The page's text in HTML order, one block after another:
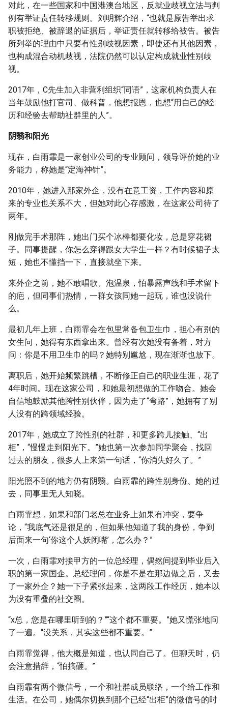
对此，在一些国家和中国港澳台地区，反就业歧视立法与判
例有举证责任转移规则。刘明辉介绍，“也就是原告举出求
职被拒绝、被辞退的证据后，举证责任就转移给被告。被告
所列举的理由中只要有性别歧视因素，即使还有其他因素，
也构成混合动机歧视，法院仍然可以认定构成就业性别歧
视。
2017年，C先生加入非营利组织“同语”，这家机构负责人在
当年鼓励他打官司、做科普，他想报恩，也想“用自己的经
历和经验去帮助社群里的人”。
阴翳和阳光
现在，白雨霏是一家创业公司的专业顾问，领导评价她的业
务能力，称她是“定海神针”。
2010年，她进入那家外企，没有在意工资，工作内容和原
来的专业也关系不大，但她对此心存感激，在这家公司待了
两年。
刚做完手术那阵，她出门买个冰棒都要化妆，总是穿花裙
子。同事提醒，你怎么穿得跟女大学生一样？有时候裙子太
短，她也不懂挡一下，直接就坐下来。
来外企之前，她不敢唱歌、泡温泉，怕暴露声线和手术留下
的疤，但同事们热情，一群女孩同她一起玩，谁也没说什
么。
最初几年上班，白雨霏会在包里常备包卫生巾，担心有别的
女生问，她得有东西拿出来。曾经有次她没有备着，对方
问：你是不用卫生巾的吗？她特别尴尬，现在渐渐也放下。
离职后，她开始频繁跳槽，不断修正自己的职业生涯，花了
4年时间。现在这家公司，和她最初想做的工作吻合。她会
自信地鼓励其他跨性别伙伴，因为走了“弯路”，她拥有了别
人没有的跨领域经验。
2017年，她成立了跨性别的社群，和更多跨儿接触、“出
柜”，“慢慢走到阳光下。”她也第一次参加同学聚会，找回
过去的朋友，很多人上来第一句话，“你消失好久了。”
阳光照不到的地方仍有阴翳。白雨霏的跨性别身份、她的过
去，同事里无人知晓。
白雨霏想，如果和部门老总在业务上如果有冲突，要争
论，“我底气还是很足的，但如果他知道了我的身份，争到
后面来一句‘你这个人妖闭嘴’，怎么办？”
一次，白雨霏对接甲方的一位总经理，偶然间提到毕业后入
职的第一家国企。总经理问，你是不是在那边做之后，又去
了一家外企？她一下子紧张起来，这两段工作经历，她本以
为没有重叠的社交圈。
“x总，您是在哪里听到的？”“这个都不重要。”她又慌张地问
了一遍。“没关系，其实这些都不重要。”
白雨霏觉得，他大概是知道，也认同自己了。但聊天时，仍
会注意措辞，“怕搞砸。”
白雨霏有两个微信号，一个和社群成员联络，一个给工作和
生活。在公司，她偶尔切换到那个已经“出柜”的微信号的时